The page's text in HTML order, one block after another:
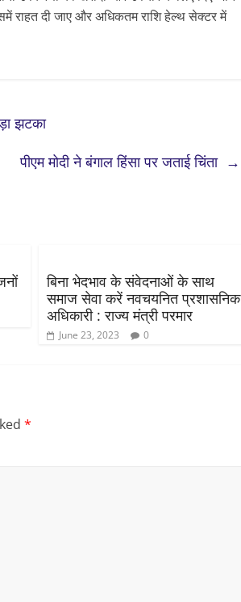
राहत दी जाए और अधिकतम राशि हेल्थ सेक्टर में
झटका
पीएम मोदी ने बंगाल हिंसा पर जताई चिंता →
बिना भेदभाव के संवेदनाओं के साथ
समाज सेवा करें नवचयनित प्रशासनिक
अधिकारी : राज्य मंत्री परमार
June 23, 2023 0
*